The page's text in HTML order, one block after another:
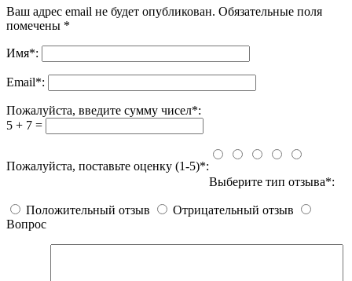
Ваш адрес email не будет опубликован. Обязательные поля
помечены *
Имя*:
Email*:
Пожалуйста, введите сумму чисел*:
5 + 7 =
Пожалуйста, поставьте оценку (1-5)*:
Выберите тип отзыва*:
Положительный отзыв
Отрицательный отзыв
Вопрос